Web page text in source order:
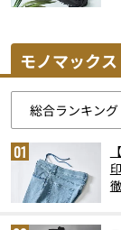
モノマック